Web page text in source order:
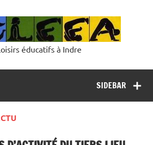
éducatifs à Indre
SIDEBAR